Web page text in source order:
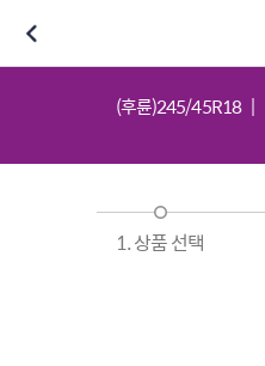
(후륜)245/45R18
1. 상품 선택